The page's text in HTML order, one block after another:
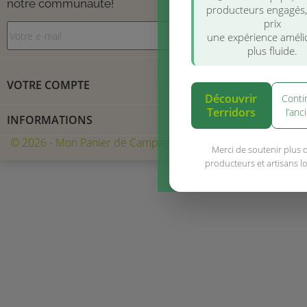
notre communauté!
VOTRE COMPTE
INFORMATIONS
© 2026 - Mon Panier de Campagne
producteurs
prix
une expérience
plus fluide.
Découvrir
Terridors
Merci de soutenir plus
producteurs et artisans